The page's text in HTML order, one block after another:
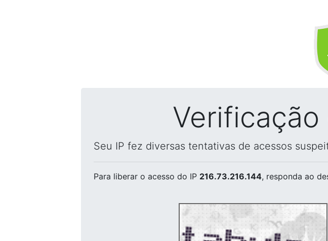
Seu IP fez diversas tentativas de acessos
Para liberar o acesso do IP 216.73.216.144, responda ao